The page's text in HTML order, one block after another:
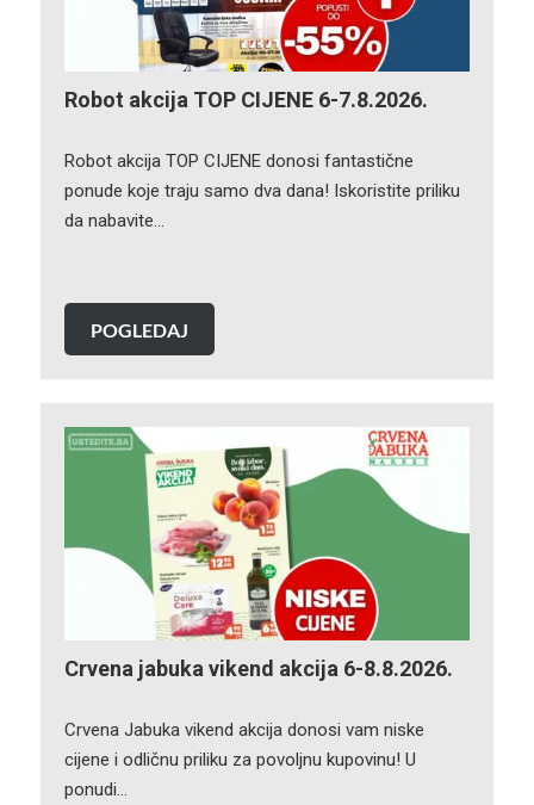
Robot akcija TOP CIJENE 6-7.8.2026.
Robot akcija TOP CIJENE donosi fantastične
ponude koje traju samo dva dana! Iskoristite priliku
da nabavite…
POGLEDAJ
Crvena jabuka vikend akcija 6-8.8.2026.
Crvena Jabuka vikend akcija donosi vam niske
cijene i odličnu priliku za povoljnu kupovinu! U
ponudi…